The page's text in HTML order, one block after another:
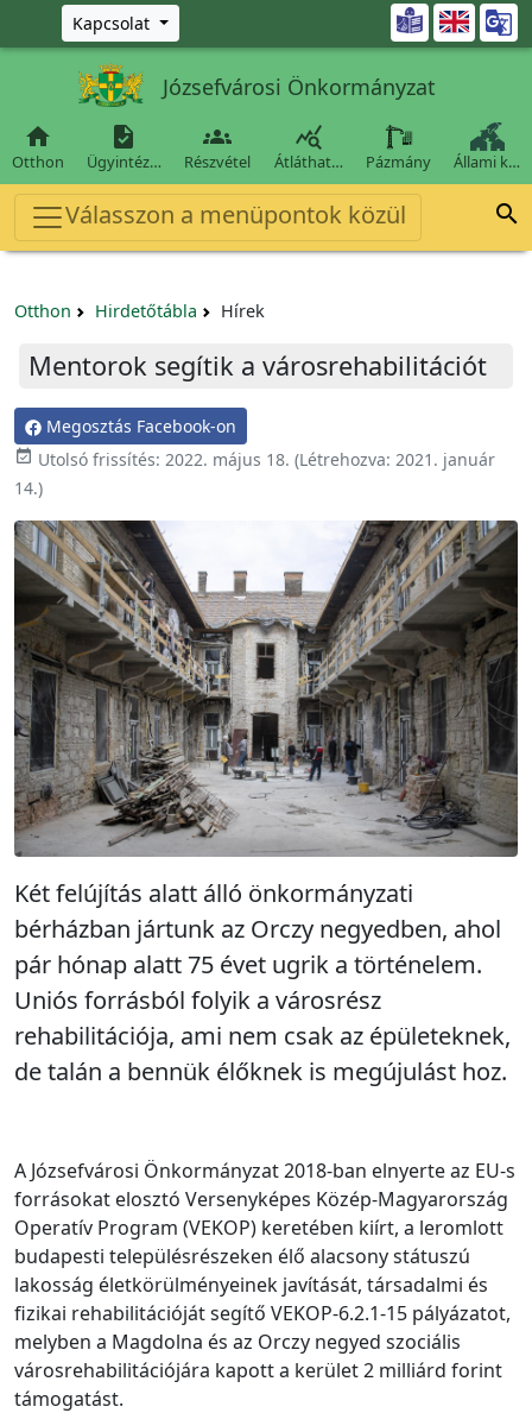
Ugrás a fő tartalomra
Kapcsolat 
Józsefvárosi Önkormányzat

Otthon

Ügyintéz…

Részvétel

Átláthat… Pázmány Állami k…
Válasszon a menüpontok közül 
Otthon Hirdetőtábla Hírek
Mentorok segítik a városrehabilitációt
Megosztás Facebook-on
 Utolsó frissítés: 2022. május 18. (Létrehozva: 2021. január
14.)
Két felújítás alatt álló önkormányzati
bérházban jártunk az Orczy negyedben, ahol
pár hónap alatt 75 évet ugrik a történelem.
Uniós forrásból folyik a városrész
rehabilitációja, ami nem csak az épületeknek,
de talán a bennük élőknek is megújulást hoz.
A Józsefvárosi Önkormányzat 2018-ban elnyerte az EU-s
forrásokat elosztó Versenyképes Közép-Magyarország
Operatív Program (VEKOP) keretében kiírt, a leromlott
budapesti településrészeken élő alacsony státuszú
lakosság életkörülményeinek javítását, társadalmi és
fizikai rehabilitációját segítő VEKOP-6.2.1-15 pályázatot,
melyben a Magdolna és az Orczy negyed szociális
városrehabilitációjára kapott a kerület 2 milliárd forint
támogatást.